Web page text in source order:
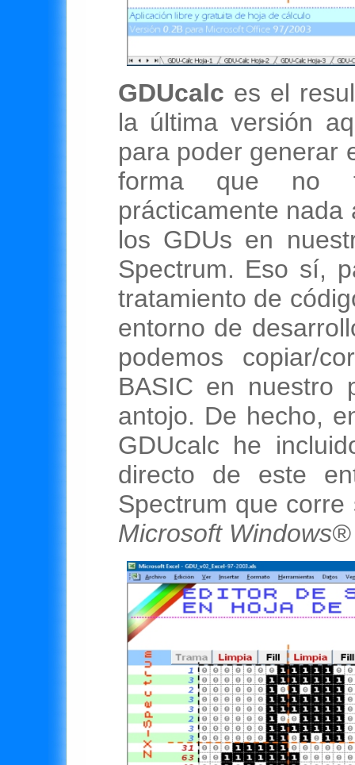
GDUcalc es el
la última versión
para poder generar
forma que no
prácticamente
los GDUs en
Spectrum. Eso sí,
tratamiento de
entorno de
podemos copiar/
BASIC en nuestro
antojo. De hecho,
GDUcalc he
directo de este
Spectrum que
Microsoft Windows®